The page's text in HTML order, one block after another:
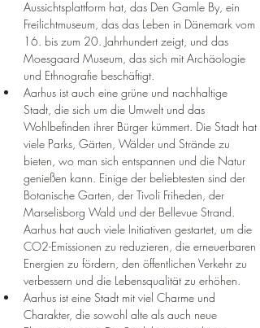
Aussichtsplattform hat, das Den Gamle By, ein
Freilichtmuseum, das das Leben in Dänemark vom
16. bis zum 20. Jahrhundert zeigt, und das
Moesgaard Museum, das sich mit Archäologie
und Ethnografie beschäftigt.
Aarhus ist auch eine grüne und nachhaltige
Stadt, die sich um die Umwelt und das
Wohlbefinden ihrer Bürger kümmert. Die Stadt hat
viele Parks, Gärten, Wälder und Strände zu
bieten, wo man sich entspannen und die Natur
genießen kann. Einige der beliebtesten sind der
Botanische Garten, der Tivoli Friheden, der
Marselisborg Wald und der Bellevue Strand.
Aarhus hat auch viele Initiativen gestartet, um die
CO2-Emissionen zu reduzieren, die erneuerbaren
Energien zu fördern, den öffentlichen Verkehr zu
verbessern und die Lebensqualität zu erhöhen.
Aarhus ist eine Stadt mit viel Charme und
Charakter, die sowohl alte als auch neue